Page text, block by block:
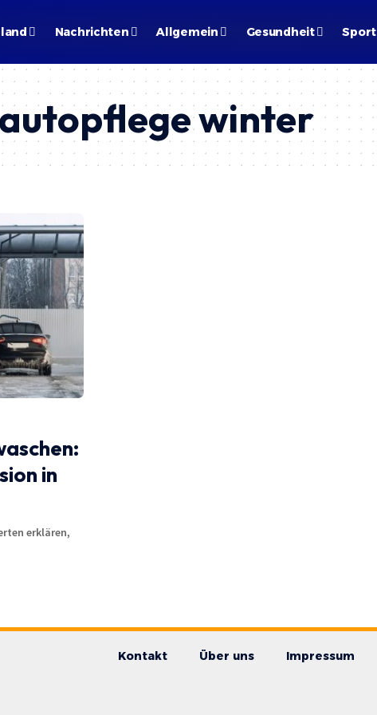
Nachrichten Allgemein Gesundheit Sport
autopflege winter
in
erklären,
Kontakt Über uns Impressum